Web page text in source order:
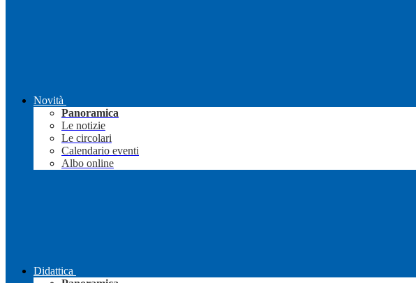
Novità
Panoramica
Le notizie
Le circolari
Calendario eventi
Albo online
Didattica